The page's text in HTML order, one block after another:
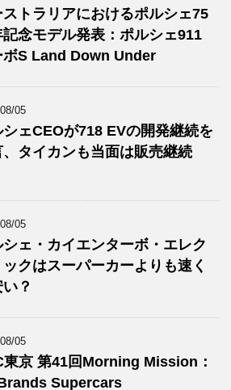
ストラリアにおけるポルシェ75
記念モデル発表：ポルシェ911
ボS Land Down Under
05
ェCEOが718 EVの開発継続を
、タイカンも当面は販売継続
05
ェ・カイエンターボ・エレク
ックはスーパーカーよりも速く
？
05
東京 第41回Morning Mission：
Supercars